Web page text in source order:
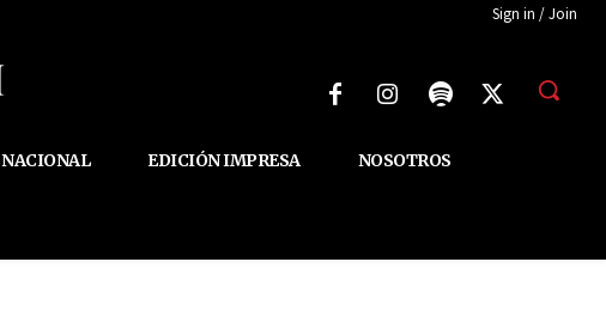
Sign in / Join
NACIONAL EDICIÓN IMPRESA NOSOTROS